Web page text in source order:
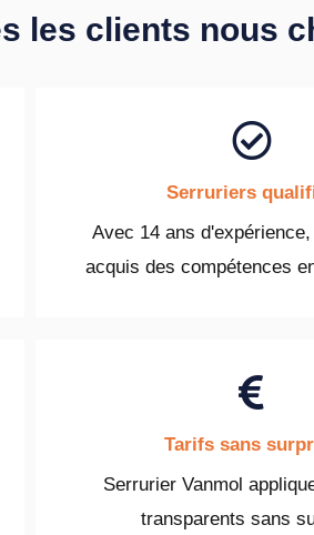
les clients nous
Serruriers
Avec 14 ans
acquis des compétences
Tarifs sans
Serrurier Vanmol
transparents sans